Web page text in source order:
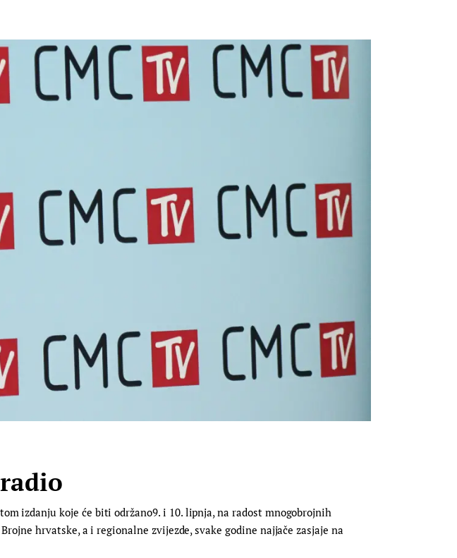
izdanju koje će biti održano9. i 10. lipnja, na radost mnogobrojnih
hrvatske, a i regionalne zvijezde, svake godine najjače zasjaje na